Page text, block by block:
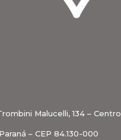
Malucelli, 134 – Centro
– CEP 84.130-000